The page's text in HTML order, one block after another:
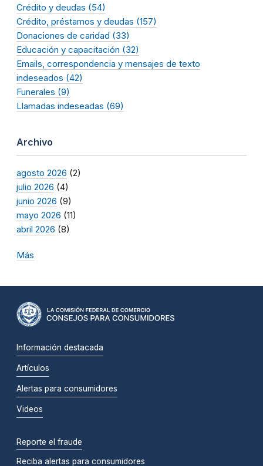
Crédito y deudas (54)
Crédito, préstamos y deudas (157)
Donaciones de caridad (33)
Educación y capacitación (32)
Emails, correspondencia y mensajes de texto
indeseados (42)
Funerales (9)
Llamadas indeseadas (69)
Archivo
agosto 2026 (2)
julio 2026 (4)
junio 2026 (9)
mayo 2026 (11)
abril 2026 (8)
Más
Información destacada
Artículos
Alertas para consumidores
Videos
Reporte el fraude
Reciba alertas para consumidores